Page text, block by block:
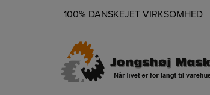
100% DANSKEJET VIRKSOMHED